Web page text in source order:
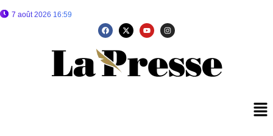
7 août 2026 16:59